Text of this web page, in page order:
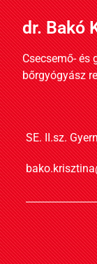
dr. Bakó
Csecsemő- és
bőrgyógyász
SE. II.sz.